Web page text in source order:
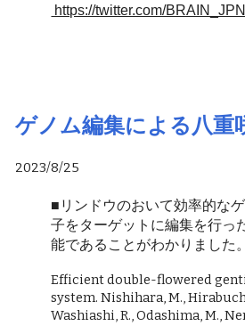
https://twitter.com/
ゲノム編集による八重
2023/8/25
■ リンドウのおいて効率的な
子をターゲットに編集を行っ
能であることがわかりました
Efficient double-flowered
system. Nishihara, M.,
Washiashi, R., Odashima, M.,